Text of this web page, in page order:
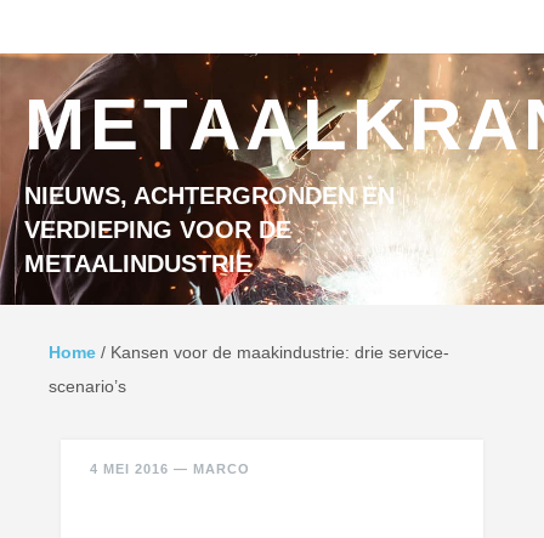
NIEUWS, ACHTERGRONDEN EN
VERDIEPING VOOR DE
METAALINDUSTRIE
Home / Kansen voor de maakindustrie: drie service-
scenario’s
4 MEI 2016 — MARCO